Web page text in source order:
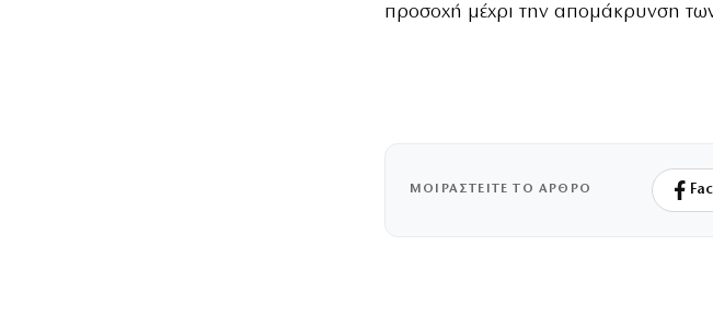
προσοχή μέχρι την απομάκρυνση
ΜΟΙΡΑΣΤΕΙΤΕ ΤΟ ΑΡΘΡΟ